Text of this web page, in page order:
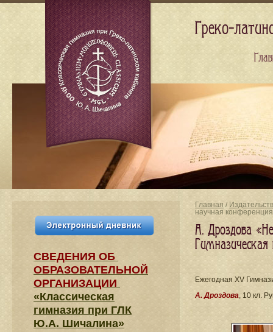
Главная /
научная
А. Дроздова
Ежегодная XV
А. Дроздова, 10 кл.
СВЕДЕНИЯ​ ОБ
ОБРАЗОВАТЕЛЬНОЙ
ОРГАНИЗАЦИИ
«Классическая
гимназия при ГЛК
Ю.А. Шичалина»
Греко-